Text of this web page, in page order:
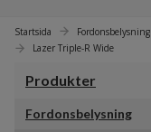
Startsida Fordonsbelysning
Lazer Triple-R Wide
Produkter
Fordonsbelysning